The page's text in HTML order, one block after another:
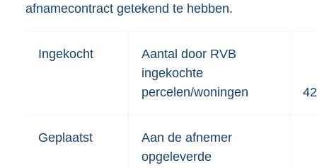
afnamecontract getekend te hebben.
Ingekocht
Aantal door RVB
ingekochte
percelen/woningen
42
Geplaatst
Aan de afnemer
opgeleverde